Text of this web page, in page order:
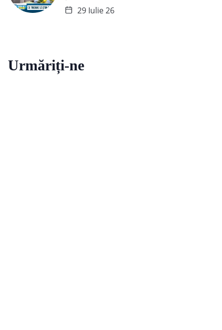
29 Iulie 26
Urmăriți-ne